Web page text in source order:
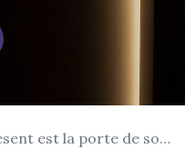
est la porte de sortie.